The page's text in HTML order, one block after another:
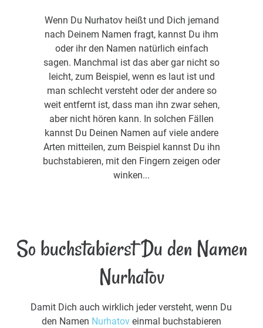
Wenn Du Nurhatov heißt und Dich jemand
nach Deinem Namen fragt, kannst Du ihm
oder ihr den Namen natürlich einfach
sagen. Manchmal ist das aber gar nicht so
leicht, zum Beispiel, wenn es laut ist und
man schlecht versteht oder der andere so
weit entfernt ist, dass man ihn zwar sehen,
aber nicht hören kann. In solchen Fällen
kannst Du Deinen Namen auf viele andere
Arten mitteilen, zum Beispiel kannst Du ihn
buchstabieren, mit den Fingern zeigen oder
winken...
So buchstabierst Du den Namen
Nurhatov
Damit Dich auch wirklich jeder versteht, wenn Du
den Namen Nurhatoveinmal buchstabieren